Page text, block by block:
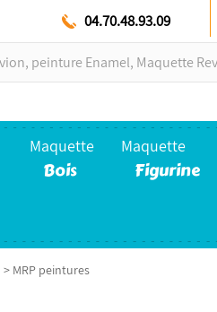
04.70.48.93.09
Maquette
Bois
Maquette
Figurine
> MRP peintures